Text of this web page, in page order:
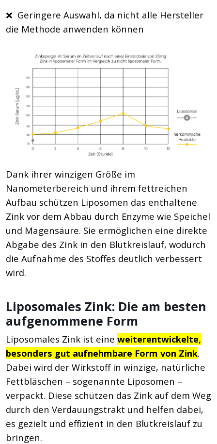
❌ Geringere Auswahl, da nicht alle Hersteller
die Methode anwenden können
Dank ihrer winzigen Größe im
Nanometerbereich und ihrem fettreichen
Aufbau schützen Liposomen das enthaltene
Zink vor dem Abbau durch Enzyme wie Speichel
und Magensäure. Sie ermöglichen eine direkte
Abgabe des Zink in den Blutkreislauf, wodurch
die Aufnahme des Stoffes deutlich verbessert
wird.
Liposomales Zink: Die am besten
aufgenommene Form
Liposomales Zink ist eine weiterentwickelte,
besonders gut aufnehmbare Form von Zink.
Dabei wird der Wirkstoff in winzige, natürliche
Fettbläschen – sogenannte Liposomen –
verpackt. Diese schützen das Zink auf dem Weg
durch den Verdauungstrakt und helfen dabei,
es gezielt und effizient in den Blutkreislauf zu
bringen.